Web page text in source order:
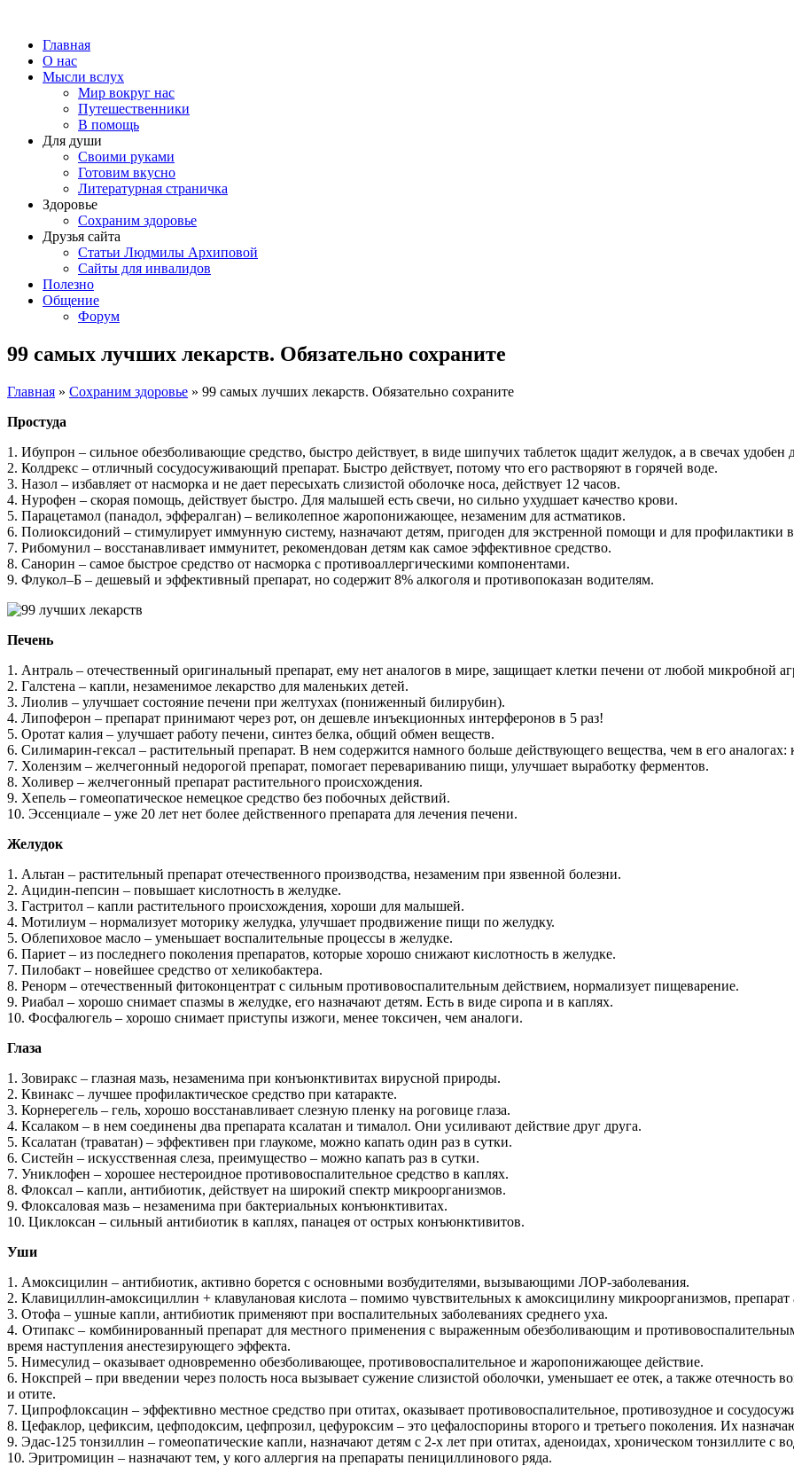
Главная
О нас
Мысли вслух
Мир вокруг нас
Путешественники
В помощь
Для души
Своими руками
Готовим вкусно
Литературная страничка
Здоровье
Сохраним здоровье
Друзья сайта
Статьи Людмилы Архиповой
Сайты для инвалидов
Полезно
Общение
Форум
99 самых лучших лекарств. Обязательно сохраните
Главная » Сохраним здоровье » 99 самых лучших лекарств. Обязательно сохраните
Простуда
1. Ибупрон – сильное обезболивающие средство, быстро действует, в виде шипучих таблеток щадит желудок, а в свечах
2. Колдрекс – отличный сосудосуживающий препарат. Быстро действует, потому что его растворяют в горячей воде.
3. Назол – избавляет от насморка и не дает пересыхать слизистой оболочке носа, действует 12 часов.
4. Нурофен – скорая помощь, действует быстро. Для малышей есть свечи, но сильно ухудшает качество крови.
5. Парацетамол (панадол, эффералган) – великолепное жаропонижающее, незаменим для астматиков.
6. Полиоксидоний – стимулирует иммунную систему, назначают детям, пригоден для экстренной помощи и для
7. Рибомунил – восстанавливает иммунитет, рекомендован детям как самое эффективное средство.
8. Санорин – самое быстрое средство от насморка с противоаллергическими компонентами.
9. Флукол–Б – дешевый и эффективный препарат, но содержит 8% алкоголя и противопоказан водителям.
Печень
1. Антраль – отечественный оригинальный препарат, ему нет аналогов в мире, защищает клетки печени от любой микробной
2. Галстена – капли, незаменимое лекарство для маленьких детей.
3. Лиолив – улучшает состояние печени при желтухах (пониженный билирубин).
4. Липоферон – препарат принимают через рот, он дешевле инъекционных интерферонов в 5 раз!
5. Оротат калия – улучшает работу печени, синтез белка, общий обмен веществ.
6. Силимарин-гексал – растительный препарат. В нем содержится намного больше действующего вещества, чем в его аналогах:
7. Холензим – желчегонный недорогой препарат, помогает перевариванию пищи, улучшает выработку ферментов.
8. Холивер – желчегонный препарат растительного происхождения.
9. Хепель – гомеопатическое немецкое средство без побочных действий.
10. Эссенциале – уже 20 лет нет более действенного препарата для лечения печени.
Желудок
1. Альтан – растительный препарат отечественного производства, незаменим при язвенной болезни.
2. Ацидин-пепсин – повышает кислотность в желудке.
3. Гастритол – капли растительного происхождения, хороши для малышей.
4. Мотилиум – нормализует моторику желудка, улучшает продвижение пищи по желудку.
5. Облепиховое масло – уменьшает воспалительные процессы в желудке.
6. Париет – из последнего поколения препаратов, которые хорошо снижают кислотность в желудке.
7. Пилобакт – новейшее средство от хеликобактера.
8. Ренорм – отечественный фитоконцентрат с сильным противовоспалительным действием, нормализует пищеварение.
9. Риабал – хорошо снимает спазмы в желудке, его назначают детям. Есть в виде сиропа и в каплях.
10. Фосфалюгель – хорошо снимает приступы изжоги, менее токсичен, чем аналоги.
Глаза
1. Зовиракс – глазная мазь, незаменима при конъюнктивитах вирусной природы.
2. Квинакс – лучшее профилактическое средство при катаракте.
3. Корнерегель – гель, хорошо восстанавливает слезную пленку на роговице глаза.
4. Ксалаком – в нем соединены два препарата ксалатан и тималол. Они усиливают действие друг друга.
5. Ксалатан (траватан) – эффективен при глаукоме, можно капать один раз в сутки.
6. Систейн – искусственная слеза, преимущество – можно капать раз в сутки.
7. Униклофен – хорошее нестероидное противовоспалительное средство в каплях.
8. Флоксал – капли, антибиотик, действует на широкий спектр микроорганизмов.
9. Флоксаловая мазь – незаменима при бактериальных конъюнктивитах.
10. Циклоксан – сильный антибиотик в каплях, панацея от острых конъюнктивитов.
Уши
1. Амоксицилин – антибиотик, активно борется с основными возбудителями, вызывающими ЛОР-заболевания.
2. Клавициллин-амоксициллин + клавулановая кислота – помимо чувствительных к амоксицилину микроорганизмов,
3. Отофа – ушные капли, антибиотик применяют при воспалительных заболеваниях среднего уха.
4. Отипакс – комбинированный препарат для местного применения с выраженным обезболивающим и
время наступления анестезирующего эффекта.
5. Нимесулид – оказывает одновременно обезболивающее, противовоспалительное и жаропонижающее действие.
6. Нокспрей – при введении через полость носа вызывает сужение слизистой оболочки, уменьшает ее отек, а также отечность
и отите.
7. Ципрофлоксацин – эффективно местное средство при отитах, оказывает противовоспалительное, противозудное и
8. Цефаклор, цефиксим, цефподоксим, цефпрозил, цефуроксим – это цефалоспорины второго и третьего поколения. Их
9. Эдас-125 тонзиллин – гомеопатические капли, назначают детям с 2-х лет при отитах, аденоидах, хроническом тонзиллите с
10. Эритромицин – назначают тем, у кого аллергия на препараты пенициллинового ряда.